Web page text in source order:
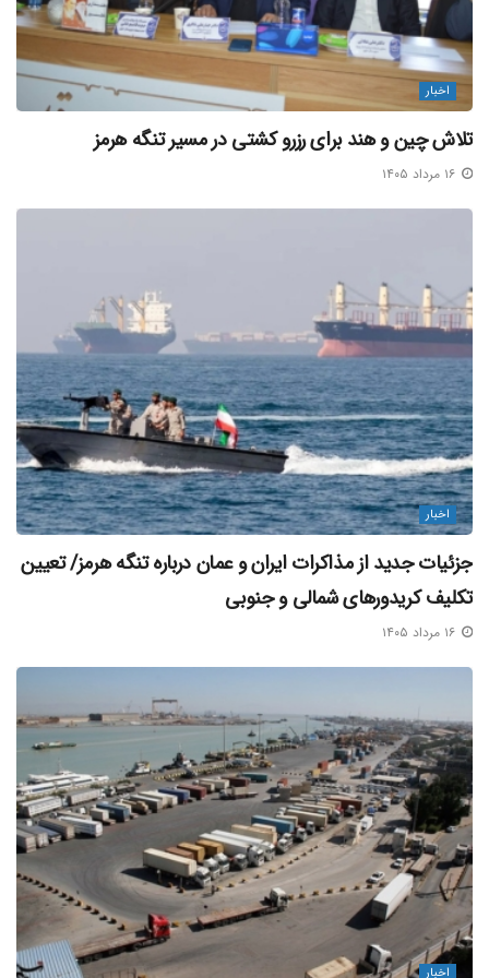
به گفته مدیرکل امور بندری سازمان بنادر و دریانوردی، برای
دستیابی به تعریف درست از لجستیک پایه در بنادر، لازم است
متناسب با دستورالعمل ها و آیین نامه های صادر شده عمل کنیم.
منبع خبر
اخبار
تلاش چین و هند برای رزرو کشتی در مسیر تنگه هرمز
اخبار
جزئیات جدید از مذاکرات ایران و عمان درباره تنگه هرمز/ تعیین
تکلیف کریدورهای شمالی و جنوبی
اخبار